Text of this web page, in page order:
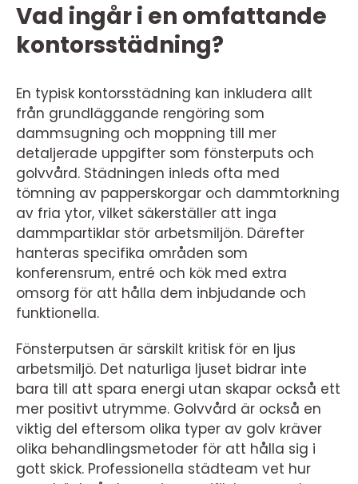
Vad ingår i en omfattande
kontorsstädning?
En typisk kontorsstädning kan inkludera allt
från grundläggande rengöring som
dammsugning och moppning till mer
detaljerade uppgifter som fönsterputs och
golvvård. Städningen inleds ofta med
tömning av papperskorgar och dammtorkning
av fria ytor, vilket säkerställer att inga
dammpartiklar stör arbetsmiljön. Därefter
hanteras specifika områden som
konferensrum, entré och kök med extra
omsorg för att hålla dem inbjudande och
funktionella.
Fönsterputsen är särskilt kritisk för en ljus
arbetsmiljö. Det naturliga ljuset bidrar inte
bara till att spara energi utan skapar också ett
mer positivt utrymme. Golvvård är också en
viktig del eftersom olika typer av golv kräver
olika behandlingsmetoder för att hålla sig i
gott skick. Professionella städteam vet hur